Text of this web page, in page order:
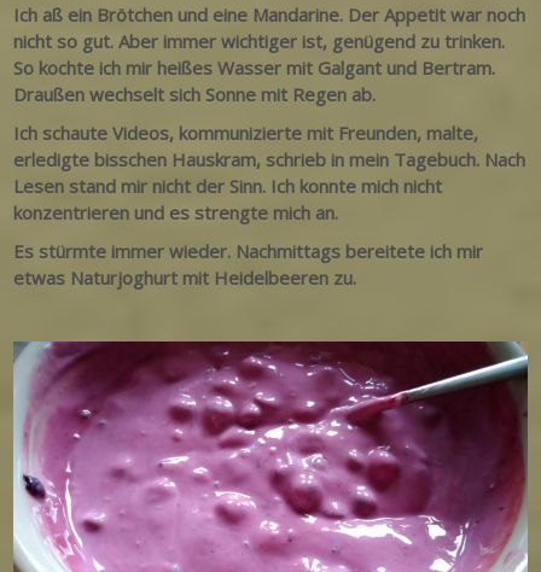
Ich aß ein Brötchen und eine Mandarine. Der Appetit war noch
nicht so gut. Aber immer wichtiger ist, genügend zu trinken.
So kochte ich mir heißes Wasser mit Galgant und Bertram.
Draußen wechselt sich Sonne mit Regen ab.
Ich schaute Videos, kommunizierte mit Freunden, malte,
erledigte bisschen Hauskram, schrieb in mein Tagebuch. Nach
Lesen stand mir nicht der Sinn. Ich konnte mich nicht
konzentrieren und es strengte mich an.
Es stürmte immer wieder. Nachmittags bereitete ich mir
etwas Naturjoghurt mit Heidelbeeren zu.